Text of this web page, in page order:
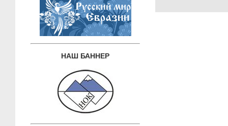
НАШ БАННЕР